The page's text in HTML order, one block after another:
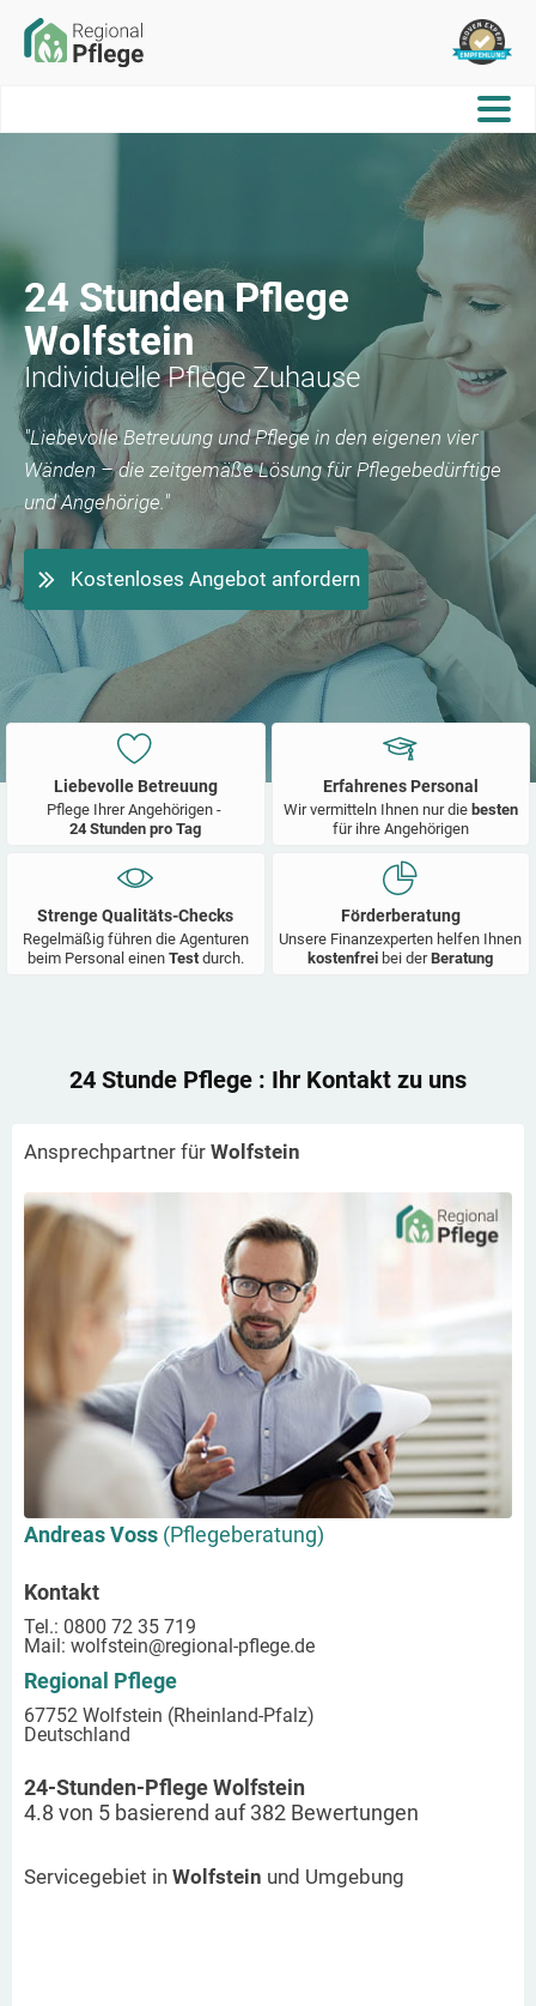
24 Stunden Pflege
Wolfstein
Individuelle Pflege Zuhause
"Liebevolle Betreuung und Pflege in den eigenen vier
Wänden – die zeitgemäße Lösung für Pflegebedürftige
und Angehörige."
Kostenloses Angebot anfordern
Liebevolle Betreuung
Pflege Ihrer Angehörigen -
24 Stunden pro Tag
Erfahrenes Personal
Wir vermitteln Ihnen nur die besten
für ihre Angehörigen
Strenge Qualitäts-Checks
Regelmäßig führen die Agenturen
beim Personal einen Test durch.
Förderberatung
Unsere Finanzexperten helfen Ihnen
kostenfrei bei derBeratung
24 Stunde Pflege : Ihr Kontakt zu uns
Ansprechpartner für Wolfstein
Andreas Voss (Pflegeberatung)
Kontakt
Tel.: 0800 72 35 719
Mail: wolfstein@regional-pflege.de
Regional Pflege
67752 Wolfstein (Rheinland-Pfalz)
Deutschland
24-Stunden-Pflege Wolfstein
4.8 von 5 basierend auf382 Bewertungen
Servicegebiet in Wolfstein und Umgebung